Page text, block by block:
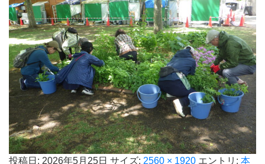
投稿日: 2026年5月25日 サイズ: 2560 × 1920 エントリ: 本